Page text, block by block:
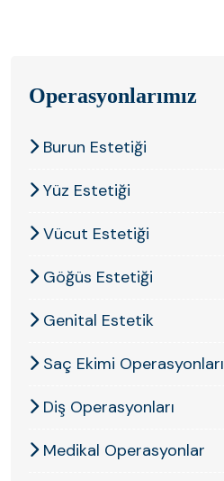
Açıklama bulunamadı.
Operasyonlarımız
Burun Estetiği
Yüz Estetiği
Vücut Estetiği
Göğüs Estetiği
Genital Estetik
Saç Ekimi Operasyonları
Diş Operasyonları
Medikal Operasyonlar